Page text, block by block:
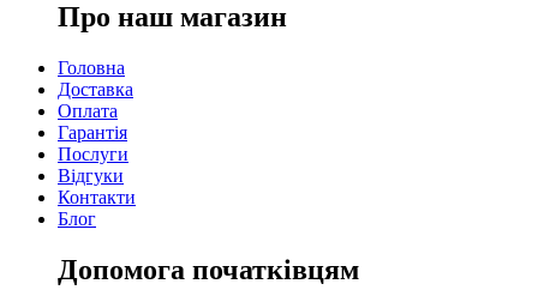
Про наш магазин
Головна
Доставка
Оплата
Гарантія
Послуги
Відгуки
Контакти
Блог
Допомога початківцям